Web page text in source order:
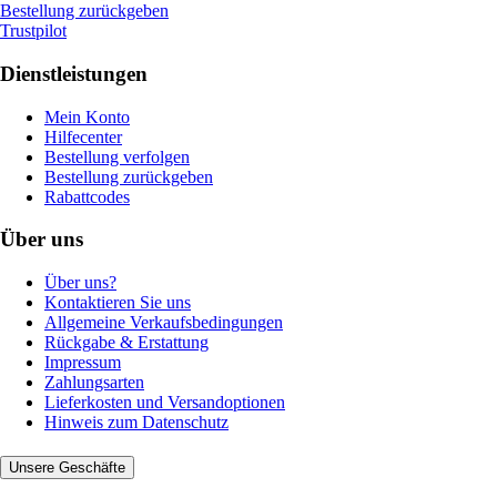
Bestellung zurückgeben
Trustpilot
Dienstleistungen
Mein Konto
Hilfecenter
Bestellung verfolgen
Bestellung zurückgeben
Rabattcodes
Über uns
Über uns?
Kontaktieren Sie uns
Allgemeine Verkaufsbedingungen
Rückgabe & Erstattung
Impressum
Zahlungsarten
Lieferkosten und Versandoptionen
Hinweis zum Datenschutz
Unsere Geschäfte